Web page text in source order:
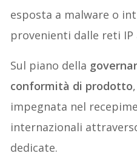
esposta a malware o
provenienti dalle reti IP
Sul piano della
conformità di prodotto
impegnata nel
internazionali
dedicate.